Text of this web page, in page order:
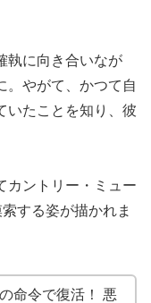
執に向き合いなが
。やがて、かつて自
いたことを知り、彼
カントリー・ミュー
する姿が描かれま
命令で復活！ 悪